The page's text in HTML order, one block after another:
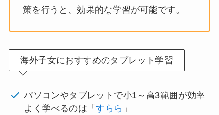
策を行うと、効果的な学習が可能です。
海外子女におすすめのタブレット学習
パソコンやタブレットで小1～高3範囲が効率
よく学べるのは「すらら 」